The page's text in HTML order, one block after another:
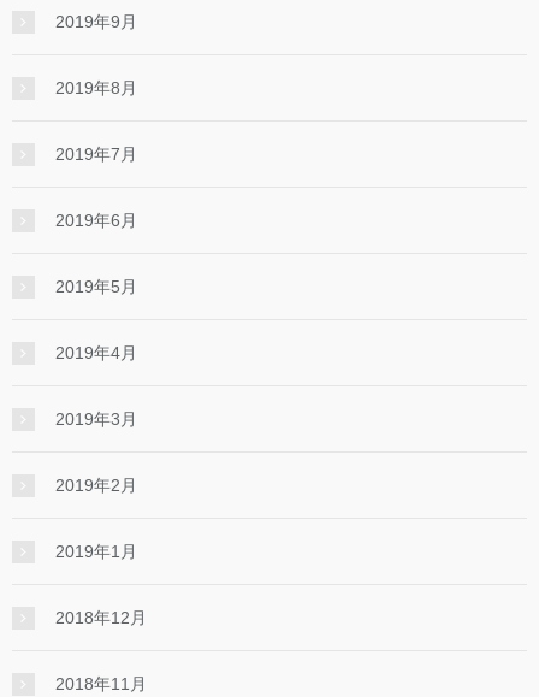
2019年9月
2019年8月
2019年7月
2019年6月
2019年5月
2019年4月
2019年3月
2019年2月
2019年1月
2018年12月
2018年11月